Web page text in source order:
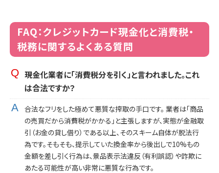
FAQ：クレジットカード現金化と消費税・
税務に関するよくある質問
現金化業者に「消費税分を引く」と言われました。これ
は合法ですか？
合法なフリをした極めて悪質な搾取の手口です。 業者は「商品
の売買だから消費税がかかる」と主張しますが、実態が金融取
引（お金の貸し借り）である以上、そのスキーム自体が脱法行
為です。そもそも、提示していた換金率から後出しで10%もの
金額を差し引く行為は、景品表示法違反（有利誤認）や詐欺に
あたる可能性が高い非常に悪質な行為です。